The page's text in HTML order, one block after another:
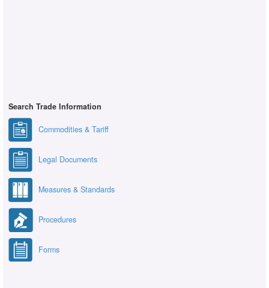
Search Trade Information
Commodities & Tariff
Legal Documents
Measures & Standards
Procedures
Forms